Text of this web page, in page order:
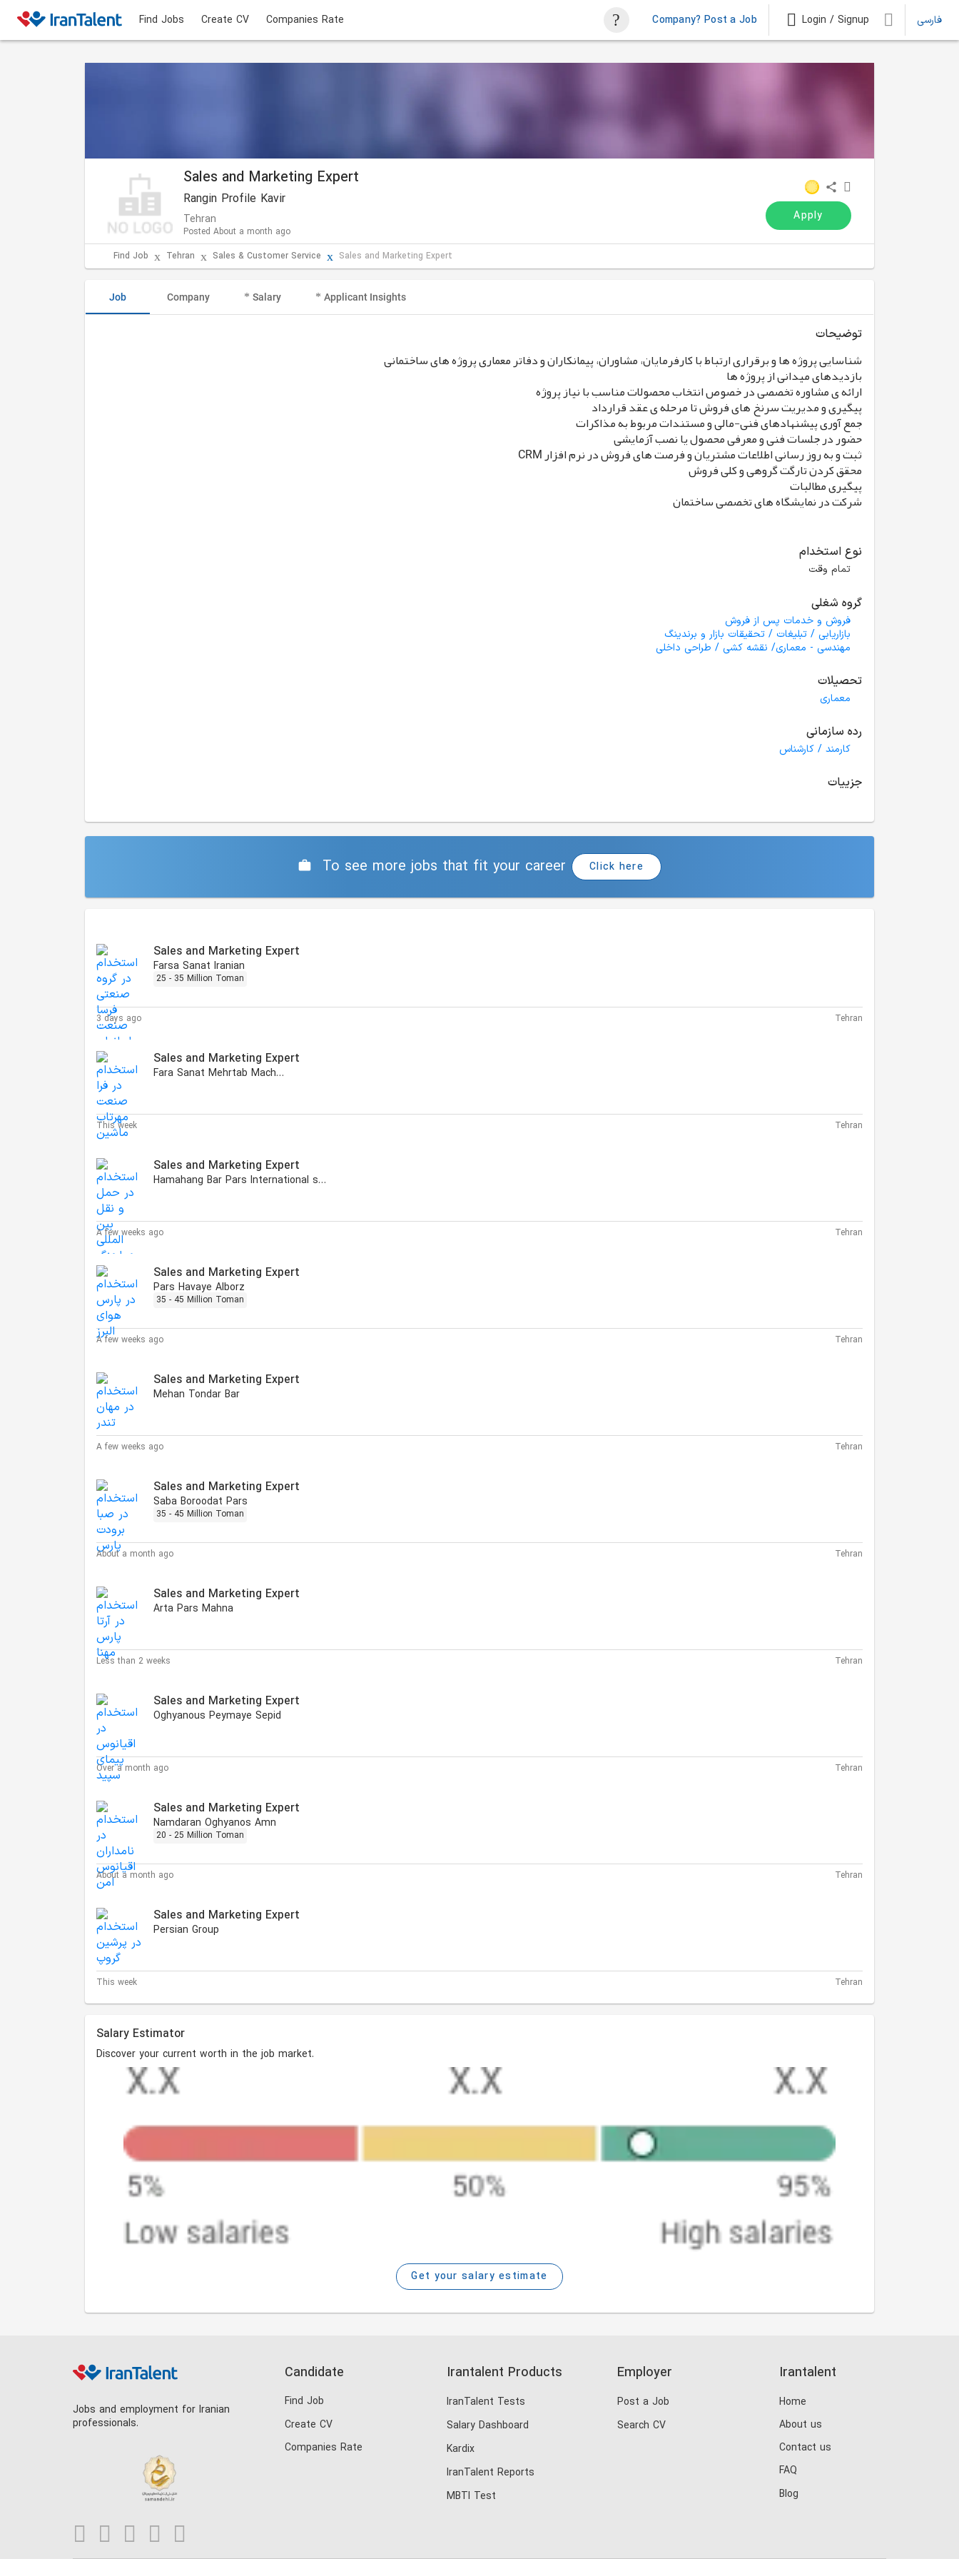
Find Jobs Create CV Companies Rate Company? Post a Job Login / Signup فارسی
Sales and Marketing Expert
Rangin Profile Kavir
Tehran
Posted About a month ago
Apply
Find Job Tehran Sales & Customer Service Sales and Marketing Expert
Job Company Salary Applicant Insights
توضیحات
شناسایی پروژه ها و برقراری ارتباط با کارفرمایان، مشاوران، پیمانکاران و دفاتر معماری پروژه های ساختمانی
بازدیدهای میدانی از پروژه ها
ارائه ی مشاوره تخصصی در خصوص انتخاب محصولات مناسب با نیاز پروژه
پیگیری و مدیریت سرنخ های فروش تا مرحله ی عقد قرارداد
جمع آوری پیشنهادهای فنی-مالی و مستندات مربوط به مذاکرات
حضور در جلسات فنی و معرفی محصول یا نصب آزمایشی
ثبت و به روز رسانی اطلاعات مشتریان و فرصت های فروش در نرم افزار CRM
محقق کردن تارگت گروهی و کلی فروش
پیگیری مطالبات
شرکت در نمایشگاه های تخصصی ساختمان
نوع استخدام
تمام وقت
گروه شغلی
فروش و خدمات پس از فروش
بازاریابی / تبلیغات / تحقیقات بازار و برندینگ
مهندسی - معماری/ نقشه کشی / طراحی داخلی
تحصیلات
معماری
رده سازمانی
کارمند / کارشناس
جزییات
To see more jobs that fit your career Click here
Sales and Marketing Expert
Farsa Sanat Iranian
25 - 35 Million Toman
3 days ago Tehran
Sales and Marketing Expert
Fara Sanat Mehrtab Machine
This week Tehran
Sales and Marketing Expert
Hamahang Bar Pars International shipping
A few weeks ago Tehran
Sales and Marketing Expert
Pars Havaye Alborz
35 - 45 Million Toman
A few weeks ago Tehran
Sales and Marketing Expert
Mehan Tondar Bar
A few weeks ago Tehran
Sales and Marketing Expert
Saba Boroodat Pars
35 - 45 Million Toman
About a month ago Tehran
Sales and Marketing Expert
Arta Pars Mahna
Less than 2 weeks Tehran
Sales and Marketing Expert
Oghyanous Peymaye Sepid
Over a month ago Tehran
Sales and Marketing Expert
Namdaran Oghyanos Amn
20 - 25 Million Toman
About a month ago Tehran
Sales and Marketing Expert
Persian Group
This week Tehran
Salary Estimator
Discover your current worth in the job market.
Get your salary estimate
Jobs and employment for Iranian
professionals.
Candidate
Find Job
Create CV
Companies Rate
Irantalent Products
IranTalent Tests
Salary Dashboard
Kardix
IranTalent Reports
MBTI Test
Employer
Post a Job
Search CV
Irantalent
Home
About us
Contact us
FAQ
Blog